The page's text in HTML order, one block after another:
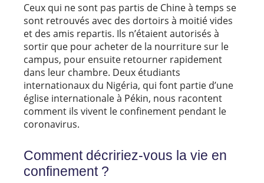
Ceux qui ne sont pas partis de Chine à temps se
sont retrouvés avec des dortoirs à moitié vides
et des amis repartis. Ils n’étaient autorisés à
sortir que pour acheter de la nourriture sur le
campus, pour ensuite retourner rapidement
dans leur chambre. Deux étudiants
internationaux du Nigéria, qui font partie d’une
église internationale à Pékin, nous racontent
comment ils vivent le confinement pendant le
coronavirus.
Comment décririez-vous la vie en
confinement ?